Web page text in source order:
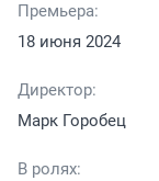
Премьера:
18 июня 2024
Директор:
Марк Горобец
В ролях: